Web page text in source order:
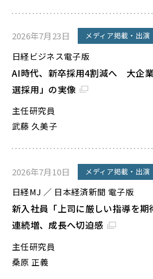
2026年7月23日 メディア掲載・出演
日経ビジネス電子版
AI時代、新卒採用4割減へ 大企
選採用」の実像
主任研究員
武藤 久美子
2026年7月10日 メディア掲載・出演
日経MJ ／ 日本経済新聞 電子版
新入社員「上司に厳しい指導を
連続増、成長へ切迫感
主任研究員
桑原 正義